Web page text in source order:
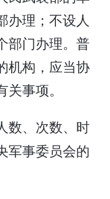
办理；不设人
部门办理。普
机构，应当协
事项。
数、次数、时
军事委员会的